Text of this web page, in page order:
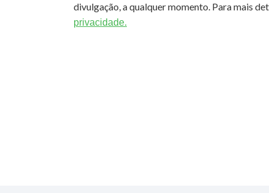
divulgação, a qualquer momento. Para mais
privacidade.